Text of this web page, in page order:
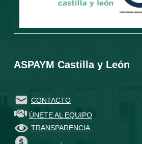
ASPAYM Castilla y León
CONTACTO
ÚNETE AL EQUIPO
TRANSPARENCIA